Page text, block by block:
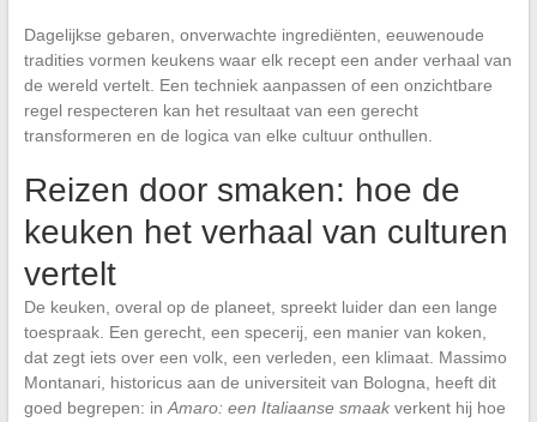
Dagelijkse gebaren, onverwachte ingrediënten, eeuwenoude
tradities vormen keukens waar elk recept een ander verhaal van
de wereld vertelt. Een techniek aanpassen of een onzichtbare
regel respecteren kan het resultaat van een gerecht
transformeren en de logica van elke cultuur onthullen.
Reizen door smaken: hoe de
keuken het verhaal van culturen
vertelt
De keuken, overal op de planeet, spreekt luider dan een lange
toespraak. Een gerecht, een specerij, een manier van koken,
dat zegt iets over een volk, een verleden, een klimaat. Massimo
Montanari, historicus aan de universiteit van Bologna, heeft dit
goed begrepen: in Amaro: een Italiaanse smaakverkent hij hoe